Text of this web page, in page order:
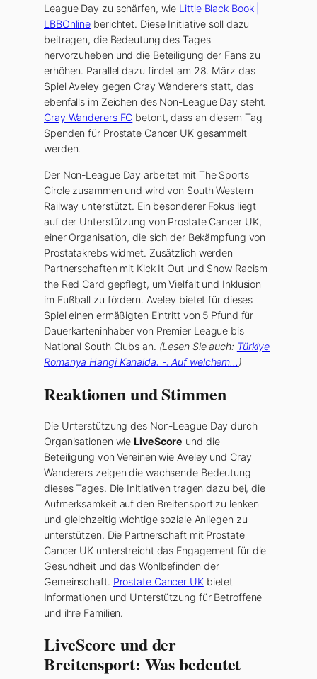
League Day zu schärfen, wie Little Black Book |
LBBOnline berichtet. Diese Initiative soll dazu
beitragen, die Bedeutung des Tages
hervorzuheben und die Beteiligung der Fans zu
erhöhen. Parallel dazu findet am 28. März das
Spiel Aveley gegen Cray Wanderers statt, das
ebenfalls im Zeichen des Non-League Day steht.
Cray Wanderers FC betont, dass an diesem Tag
Spenden für Prostate Cancer UK gesammelt
werden.
Der Non-League Day arbeitet mit The Sports
Circle zusammen und wird von South Western
Railway unterstützt. Ein besonderer Fokus liegt
auf der Unterstützung von Prostate Cancer UK,
einer Organisation, die sich der Bekämpfung von
Prostatakrebs widmet. Zusätzlich werden
Partnerschaften mit Kick It Out und Show Racism
the Red Card gepflegt, um Vielfalt und Inklusion
im Fußball zu fördern. Aveley bietet für dieses
Spiel einen ermäßigten Eintritt von 5 Pfund für
Dauerkarteninhaber von Premier League bis
National South Clubs an. (Lesen Sie auch: Türkiye
Romanya Hangi Kanalda: -: Auf welchem…)
Reaktionen und Stimmen
Die Unterstützung des Non-League Day durch
Organisationen wieLiveScore und die
Beteiligung von Vereinen wie Aveley und Cray
Wanderers zeigen die wachsende Bedeutung
dieses Tages. Die Initiativen tragen dazu bei, die
Aufmerksamkeit auf den Breitensport zu lenken
und gleichzeitig wichtige soziale Anliegen zu
unterstützen. Die Partnerschaft mit Prostate
Cancer UK unterstreicht das Engagement für die
Gesundheit und das Wohlbefinden der
Gemeinschaft. Prostate Cancer UKbietet
Informationen und Unterstützung für Betroffene
und ihre Familien.
LiveScore und der
Breitensport: Was bedeutet